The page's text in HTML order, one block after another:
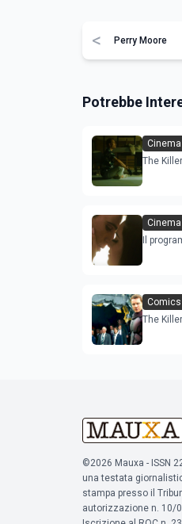
< Perry Moore
Potrebbe
Cinema
The
Cinema
Il
Comics
The
©2026 Mauxa - ISSN
una testata
stampa presso il
autorizzazione n. 10/